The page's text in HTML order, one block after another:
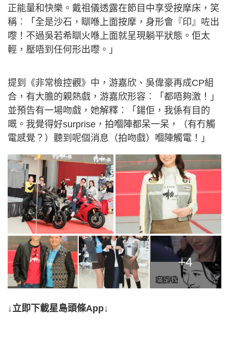
正能量和快樂。戴祖儀透露在節目中享受按摩床，笑
稱︰「全是沙石，瞓喺上面按摩，身形會『印』咗出
嚟！不過吳若希瞓火喺上面就呈現躺平狀態。佢太
輕，壓唔到任何形出嚟。」
提到《非常檢控觀》中，游嘉欣、吳偉豪再成CP組
合，有大膽的親熱戲，游嘉欣形容︰「都唔夠激！」
並預告有一場吻戲，她解釋︰「鍚佢，我係有目的
嘅。我覺得好surprise，拍嗰陣都呆一呆，（有冇觸
電感覺？）聽到呢個消息（拍吻戲）嗰陣觸電！」
+4
↓立即下載星島頭條App↓